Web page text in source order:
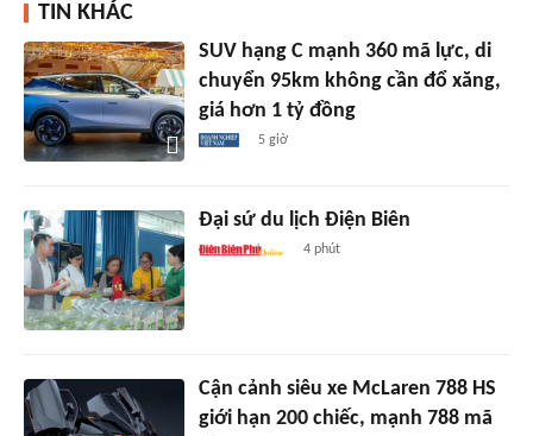
TIN KHÁC
SUV hạng C mạnh 360 mã lực, di
chuyển 95km không cần đổ xăng,
giá hơn 1 tỷ đồng
5 giờ
Đại sứ du lịch Điện Biên
4 phút
Cận cảnh siêu xe McLaren 788 HS
giới hạn 200 chiếc, mạnh 788 mã